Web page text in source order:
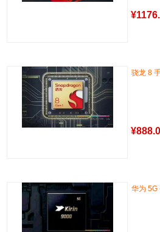
¥
骁龙 8
¥
华为 5G